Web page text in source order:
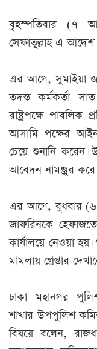
বৃহস্পতিবার (৭
সেফাতুল্লাহ এ আদেশ
এর আগে, সুমাইয়া
তদন্ত কর্মকর্তা
রাষ্ট্রপক্ষে পাবলিক
আসামি পক্ষের
চেয়ে শুনানি করেন।
আবেদন নামঞ্জুর করে
এর আগে, বুধবার (৬
জাফরিনকে
কার্যালয়ে নেওয়া
মামলায় গ্রেপ্তার
ঢাকা মহানগর
শাখার উপপুলিশ
বিষয়ে বলেন,